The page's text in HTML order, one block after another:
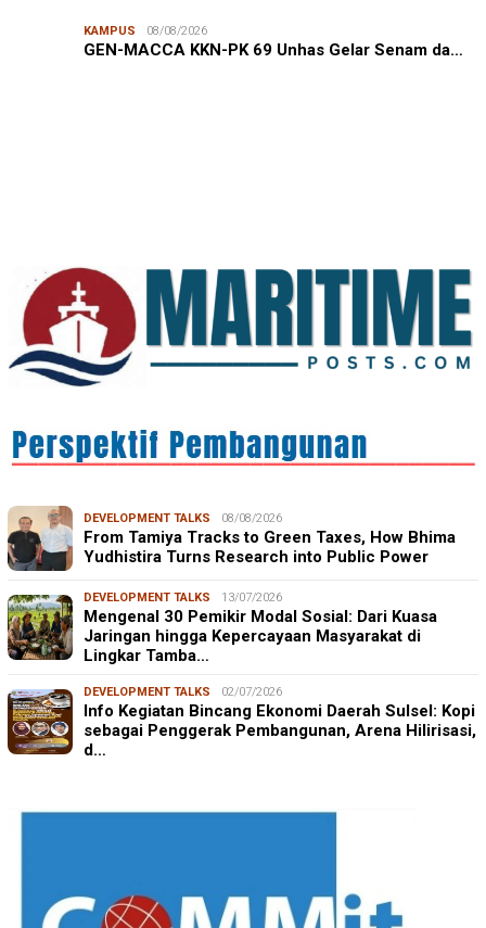
KAMPUS 08/08/2026
GEN-MACCA KKN-PK 69 Unhas Gelar Senam da…
JURNALISME WARGA 08/08/2026
DEVELOPMENT TALKS 08/08/2026
From Tamiya Tracks to Green Taxes, How Bhima
Yudhistira Turns Research into Public Power
DEVELOPMENT TALKS 13/07/2026
Mengenal 30 Pemikir Modal Sosial: Dari Kuasa
Jaringan hingga Kepercayaan Masyarakat di
Lingkar Tamba…
DEVELOPMENT TALKS 02/07/2026
Info Kegiatan Bincang Ekonomi Daerah Sulsel: Kopi
sebagai Penggerak Pembangunan, Arena Hilirisasi,
d…